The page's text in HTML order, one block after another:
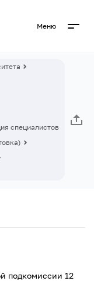
Меню
специалистов
подкомиссии 12